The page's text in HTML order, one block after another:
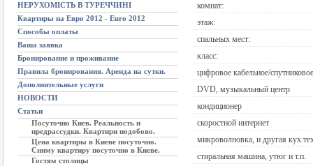
НЕРУХОМІСТЬ В ТУРЕЧЧИНІ
Квартиры на Евро 2012 - Euro 2012
Способы оплаты
Ваша заявка
Бронирование и проживание
Правила бронирования. Аренда на сутки.
Дополнительные услуги
НОВОСТИ
Статьи
Посуточно Киев. Реальность и
предрассудки. Квартири подобово.
Цена квартиры в Киеве посуточно.
Сниму квартиру посуточно в Киеве.
Гостям столицы
комнат:
этаж:
спальных мест:
класс:
цифровое кабельное/
DVD, музыкальный центр
кондиционер
скоростной интернет
микроволновка, и другая
стиральная машина, утюг и т.п.